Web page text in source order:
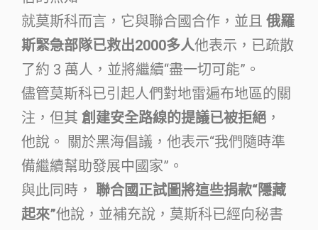
就莫斯科而言，它與聯合國合作，並且 俄羅
斯緊急部隊已救出2000多人他表示，已疏散
了約 3 萬人，並將繼續“盡一切可能”。
儘管莫斯科已引起人們對地雷遍布地區的關
注，但其 創建安全路線的提議已被拒絕 ，
他說。 關於黑海倡議，他表示“我們隨時準
備繼續幫助發展中國家”。
與此同時， 聯合國正試圖將這些捐款“隱藏
起來”他說，並補充說，莫斯科已經向秘書